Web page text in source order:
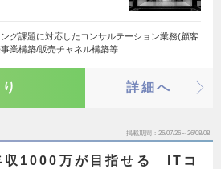
グ課題に対応したコンサルテーション業務(顧客
業構築/販売チャネル構築等…
詳細へ
掲載期間 26/07/26～26/08/08
収1000万が目指せる ITコ